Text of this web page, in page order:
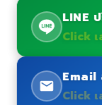
LINE
Click
Email
Click